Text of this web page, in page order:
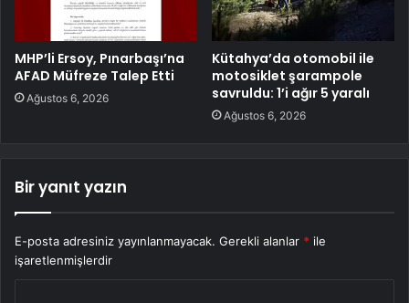
MHP’li Ersoy, Pınarbaşı’na
AFAD Müfreze Talep Etti
Ağustos 6, 2026
Kütahya’da otomobil ile
motosiklet şarampole
savruldu: 1’i ağır 5 yaralı
Ağustos 6, 2026
Bir yanıt yazın
E-posta adresiniz yayınlanmayacak. Gerekli alanlar * ile
işaretlenmişlerdir